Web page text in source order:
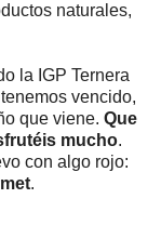
naturales,
la IGP Ternera
vencido,
que viene. Que
mucho.
con algo rojo:
.